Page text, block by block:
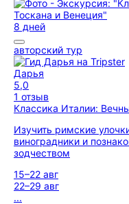
8 дней
авторский тур
Дарья
5,0
1 отзыв
Классика Италии:
Изучить римские
виноградники и
зодчеством
15–22 авг
22–29 авг
...